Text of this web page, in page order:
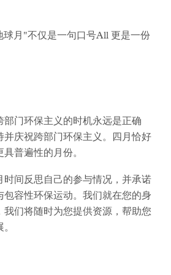
月"不仅是一句口号All 更是一份
部门环保主义的时机永远是正确
并庆祝跨部门环保主义。四月恰好
普遍性的月份。
时间反思自己的参与情况，并承诺
包容性环保运动。我们就在您的身
我们将随时为您提供资源，帮助您